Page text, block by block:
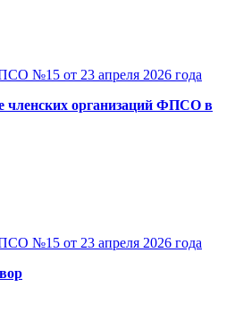
№15 от 23 апреля 2026 года
членских организаций ФПСО в
№15 от 23 апреля 2026 года